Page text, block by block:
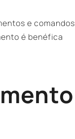
e comandos
é benéfica